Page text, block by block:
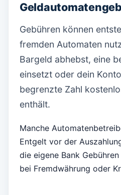
Gebühren können
fremden Automaten
Bargeld abhebst, eine
einsetzt oder dein
begrenzte Zahl
enthält.
Manche
Entgelt vor der
die eigene Bank
bei Fremdwährung oder